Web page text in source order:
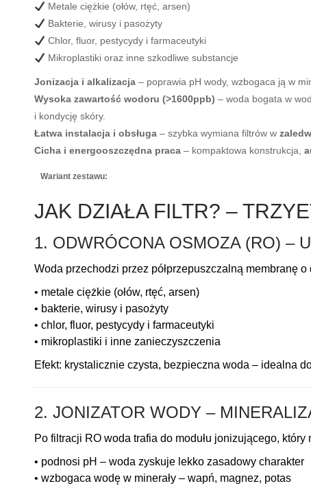
Metale ciężkie (ołów, rtęć, arsen)
Bakterie, wirusy i pasożyty
Chlor, fluor, pestycydy i farmaceutyki
Mikroplastiki oraz inne szkodliwe substancje
Jonizacja i alkalizacja– poprawia pH wody, wzbogaca ją w
Wysoka zawartość wodoru (>1600ppb) – woda bogata w
i kondycję skóry.
Łatwa instalacja i obsługa– szybka wymiana filtrów w
Cicha i energooszczędna praca– kompaktowa konstrukcja,
Wariant zestawu:
JAK DZIAŁA FILTR? –
1. ODWRÓCONA OSMOZA (RO) –
Woda przechodzi przez półprzepuszczalną membranę
• metale ciężkie (ołów, rtęć, arsen)
• bakterie, wirusy i pasożyty
• chlor, fluor, pestycydy i farmaceutyki
• mikroplastiki i inne zanieczyszczenia
Efekt: krystalicznie czysta, bezpieczna woda – idealna
2. JONIZATOR WODY –
Po filtracji RO woda trafia do modułu jonizującego,
• podnosi pH – woda zyskuje lekko zasadowy charakter
• wzbogaca wodę w minerały – wapń, magnez, potas